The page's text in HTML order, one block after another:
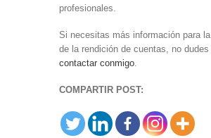
profesionales.
Si necesitas más información para
de la rendición de cuentas, no dudes
contactar conmigo.
COMPARTIR POST: